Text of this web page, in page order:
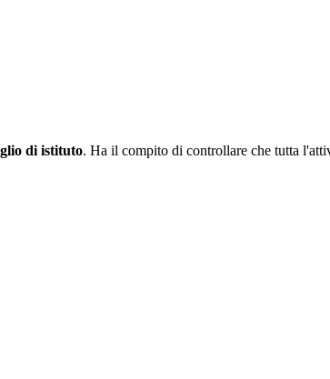
di istituto. Ha il compito di controllare che tutta